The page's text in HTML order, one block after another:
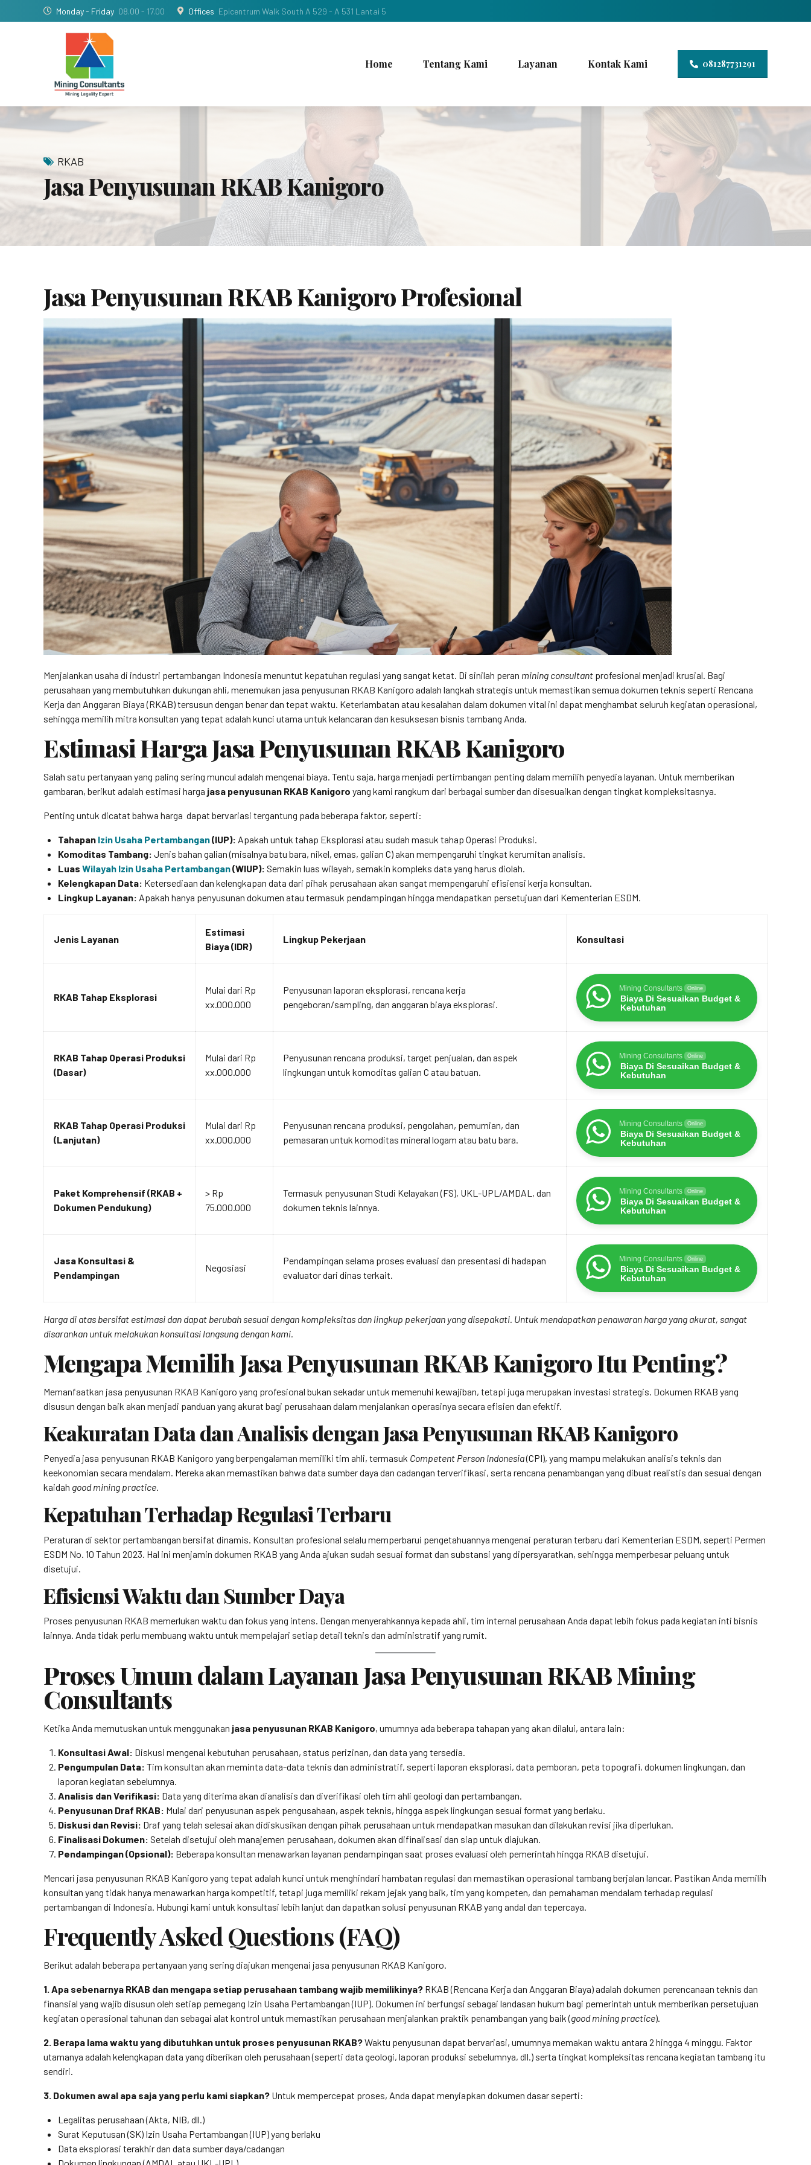
Monday - Friday 08.00 - 17.00 Offices Epicentrum Walk South A 529 - A 531 Lantai 5
081287731291
Home Tentang Kami Layanan Kontak Kami
RKAB
Jasa Penyusunan RKAB Kanigoro
Jasa Penyusunan RKAB Kanigoro Profesional
Menjalankan usaha di industri pertambangan Indonesia menuntut kepatuhan regulasi yang sangat ketat. Di sinilah peran mining consultant profesional menjadi krusial. Bagi
perusahaan yang membutuhkan dukungan ahli, menemukan jasa penyusunan RKAB Kanigoro adalah langkah strategis untuk memastikan semua dokumen teknis seperti Rencana
Kerja dan Anggaran Biaya (RKAB) tersusun dengan benar dan tepat waktu. Keterlambatan atau kesalahan dalam dokumen vital ini dapat menghambat seluruh kegiatan operasional,
sehingga memilih mitra konsultan yang tepat adalah kunci utama untuk kelancaran dan kesuksesan bisnis tambang Anda.
Estimasi Harga Jasa Penyusunan RKAB Kanigoro
Salah satu pertanyaan yang paling sering muncul adalah mengenai biaya. Tentu saja, harga menjadi pertimbangan penting dalam memilih penyedia layanan. Untuk memberikan
gambaran, berikut adalah estimasi harga jasa penyusunan RKAB Kanigoro yang kami rangkum dari berbagai sumber dan disesuaikan dengan tingkat kompleksitasnya.
Penting untuk dicatat bahwa harga dapat bervariasi tergantung pada beberapa faktor, seperti:
Tahapan Izin Usaha Pertambangan(IUP): Apakah untuk tahap Eksplorasi atau sudah masuk tahap Operasi Produksi.
Komoditas Tambang: Jenis bahan galian (misalnya batu bara, nikel, emas, galian C) akan mempengaruhi tingkat kerumitan analisis.
Luas Wilayah Izin Usaha Pertambangan(WIUP): Semakin luas wilayah, semakin kompleks data yang harus diolah.
Kelengkapan Data: Ketersediaan dan kelengkapan data dari pihak perusahaan akan sangat mempengaruhi efisiensi kerja konsultan.
Lingkup Layanan: Apakah hanya penyusunan dokumen atau termasuk pendampingan hingga mendapatkan persetujuan dari Kementerian ESDM.
Jenis Layanan
Estimasi
Biaya (IDR)
Lingkup Pekerjaan Konsultasi
RKAB Tahap Eksplorasi
Mulai dari Rp
xx.000.000
Penyusunan laporan eksplorasi, rencana kerja
pengeboran/sampling, dan anggaran biaya eksplorasi.
Mining Consultants Online
Biaya Di Sesuaikan Budget &
Kebutuhan
RKAB Tahap Operasi Produksi
(Dasar)
Mulai dari Rp
xx.000.000
Penyusunan rencana produksi, target penjualan, dan aspek
lingkungan untuk komoditas galian C atau batuan.
Mining Consultants Online
Biaya Di Sesuaikan Budget &
Kebutuhan
RKAB Tahap Operasi Produksi
(Lanjutan)
Mulai dari Rp
xx.000.000
Penyusunan rencana produksi, pengolahan, pemurnian, dan
pemasaran untuk komoditas mineral logam atau batu bara.
Mining Consultants Online
Biaya Di Sesuaikan Budget &
Kebutuhan
Paket Komprehensif (RKAB +
Dokumen Pendukung)
> Rp
75.000.000
Termasuk penyusunan Studi Kelayakan (FS), UKL-UPL/AMDAL, dan
dokumen teknis lainnya.
Mining Consultants Online
Biaya Di Sesuaikan Budget &
Kebutuhan
Jasa Konsultasi &
Pendampingan
Negosiasi
Pendampingan selama proses evaluasi dan presentasi di hadapan
evaluator dari dinas terkait.
Mining Consultants Online
Biaya Di Sesuaikan Budget &
Kebutuhan
Harga di atas bersifat estimasi dan dapat berubah sesuai dengan kompleksitas dan lingkup pekerjaan yang disepakati. Untuk mendapatkan penawaran harga yang akurat, sangat
disarankan untuk melakukan konsultasi langsung dengan kami.
Mengapa Memilih Jasa Penyusunan RKAB Kanigoro Itu Penting?
Memanfaatkan jasa penyusunan RKAB Kanigoro yang profesional bukan sekadar untuk memenuhi kewajiban, tetapi juga merupakan investasi strategis. Dokumen RKAB yang
disusun dengan baik akan menjadi panduan yang akurat bagi perusahaan dalam menjalankan operasinya secara efisien dan efektif.
Keakuratan Data dan Analisis dengan Jasa Penyusunan RKAB Kanigoro
Penyedia jasa penyusunan RKAB Kanigoro yang berpengalaman memiliki tim ahli, termasuk Competent Person Indonesia(CPI), yang mampu melakukan analisis teknis dan
keekonomian secara mendalam. Mereka akan memastikan bahwa data sumber daya dan cadangan terverifikasi, serta rencana penambangan yang dibuat realistis dan sesuai dengan
kaidah good mining practice.
Kepatuhan Terhadap Regulasi Terbaru
Peraturan di sektor pertambangan bersifat dinamis. Konsultan profesional selalu memperbarui pengetahuannya mengenai peraturan terbaru dari Kementerian ESDM, seperti Permen
ESDM No. 10 Tahun 2023. Hal ini menjamin dokumen RKAB yang Anda ajukan sudah sesuai format dan substansi yang dipersyaratkan, sehingga memperbesar peluang untuk
disetujui.
Efisiensi Waktu dan Sumber Daya
Proses penyusunan RKAB memerlukan waktu dan fokus yang intens. Dengan menyerahkannya kepada ahli, tim internal perusahaan Anda dapat lebih fokus pada kegiatan inti bisnis
lainnya. Anda tidak perlu membuang waktu untuk mempelajari setiap detail teknis dan administratif yang rumit.
Proses Umum dalam Layanan Jasa Penyusunan RKAB Mining
Consultants
Ketika Anda memutuskan untuk menggunakan jasa penyusunan RKAB Kanigoro, umumnya ada beberapa tahapan yang akan dilalui, antara lain:
Konsultasi Awal: Diskusi mengenai kebutuhan perusahaan, status perizinan, dan data yang tersedia.
Pengumpulan Data: Tim konsultan akan meminta data-data teknis dan administratif, seperti laporan eksplorasi, data pemboran, peta topografi, dokumen lingkungan, dan
laporan kegiatan sebelumnya.
Analisis dan Verifikasi: Data yang diterima akan dianalisis dan diverifikasi oleh tim ahli geologi dan pertambangan.
Penyusunan Draf RKAB: Mulai dari penyusunan aspek pengusahaan, aspek teknis, hingga aspek lingkungan sesuai format yang berlaku.
Diskusi dan Revisi: Draf yang telah selesai akan didiskusikan dengan pihak perusahaan untuk mendapatkan masukan dan dilakukan revisi jika diperlukan.
Finalisasi Dokumen: Setelah disetujui oleh manajemen perusahaan, dokumen akan difinalisasi dan siap untuk diajukan.
Pendampingan (Opsional): Beberapa konsultan menawarkan layanan pendampingan saat proses evaluasi oleh pemerintah hingga RKAB disetujui.
Mencari jasa penyusunan RKAB Kanigoro yang tepat adalah kunci untuk menghindari hambatan regulasi dan memastikan operasional tambang berjalan lancar. Pastikan Anda memilih
konsultan yang tidak hanya menawarkan harga kompetitif, tetapi juga memiliki rekam jejak yang baik, tim yang kompeten, dan pemahaman mendalam terhadap regulasi
pertambangan di Indonesia. Hubungi kami untuk konsultasi lebih lanjut dan dapatkan solusi penyusunan RKAB yang andal dan tepercaya.
Frequently Asked Questions (FAQ)
Berikut adalah beberapa pertanyaan yang sering diajukan mengenai jasa penyusunan RKAB Kanigoro.
1. Apa sebenarnya RKAB dan mengapa setiap perusahaan tambang wajib memilikinya? RKAB (Rencana Kerja dan Anggaran Biaya) adalah dokumen perencanaan teknis dan
finansial yang wajib disusun oleh setiap pemegang Izin Usaha Pertambangan (IUP). Dokumen ini berfungsi sebagai landasan hukum bagi pemerintah untuk memberikan persetujuan
kegiatan operasional tahunan dan sebagai alat kontrol untuk memastikan perusahaan menjalankan praktik penambangan yang baik (good mining practice).
2. Berapa lama waktu yang dibutuhkan untuk proses penyusunan RKAB?Waktu penyusunan dapat bervariasi, umumnya memakan waktu antara 2 hingga 4 minggu. Faktor
utamanya adalah kelengkapan data yang diberikan oleh perusahaan (seperti data geologi, laporan produksi sebelumnya, dll.) serta tingkat kompleksitas rencana kegiatan tambang itu
sendiri.
3. Dokumen awal apa saja yang perlu kami siapkan? Untuk mempercepat proses, Anda dapat menyiapkan dokumen dasar seperti:
Legalitas perusahaan (Akta, NIB, dll.)
Surat Keputusan (SK) Izin Usaha Pertambangan (IUP) yang berlaku
Data eksplorasi terakhir dan data sumber daya/cadangan